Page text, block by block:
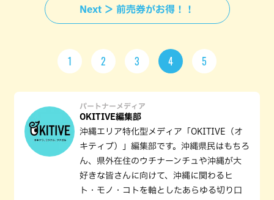
Next ＞ 前売券がお得！！
1 2 3 4 5
パートナーメディア
OKITIVE編集部
沖縄エリア特化型メディア「OKITIVE（オ
キティブ）」編集部です。沖縄県民はもちろ
ん、県外在住のウチナーンチュや沖縄が大
好きな皆さんに向けて、沖縄に関わるヒ
ト・モノ・コトを軸としたあらゆる切り口